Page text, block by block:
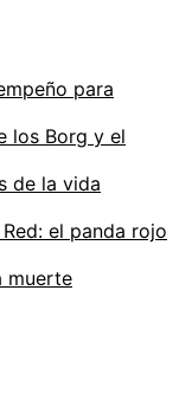
para
los Borg y el
de la vida
el panda rojo
muerte